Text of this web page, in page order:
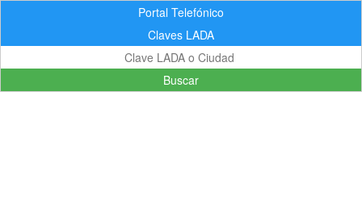
Portal Telefónico
Claves LADA
Buscar